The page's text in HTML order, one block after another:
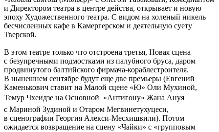
и Директором театра в центре действа, открывает и новую
эпоху Художественного театра. С видом на холеный никель
бесчисленных кафе в Камергерском и деятельную суету
Тверской.
В этом театре только что отстроена третья, Новая сцена
с безупречными подмостками из палубного бруса, даром
продвинутого балтийского фирмача-кораблестроителя.
В нынешнем сентябре будут еще две премьеры (Евгений
Каменькович ставит на Малой сцене «Ю» Оли Мухиной,
Темур Чхеидзе на Основной  «Антигону» Жана Ануя
с Мариной Зудиной и Отаром Мегвинетухуцеси,
в сценографии Георгия Алекси-Месхишвили). Потом
ожидается возвращение на сцену «Чайки» с «групповым